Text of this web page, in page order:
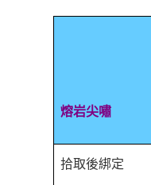
熔岩尖嘯
拾取後綁定